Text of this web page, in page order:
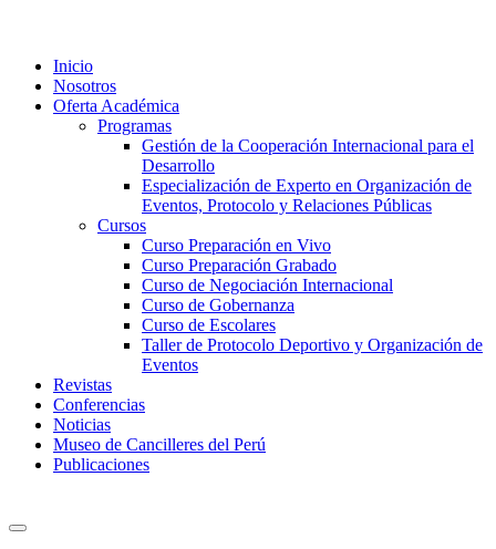
Inicio
Nosotros
Oferta Académica
Programas
Gestión de la Cooperación Internacional para el
Desarrollo
Especialización de Experto en Organización de
Eventos, Protocolo y Relaciones Públicas
Cursos
Curso Preparación en Vivo
Curso Preparación Grabado
Curso de Negociación Internacional
Curso de Gobernanza
Curso de Escolares
Taller de Protocolo Deportivo y Organización de
Eventos
Revistas
Conferencias
Noticias
Museo de Cancilleres del Perú
Publicaciones